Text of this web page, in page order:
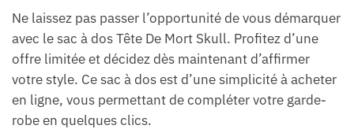
Ne laissez pas passer l’opportunité de vous démarquer
avec le sac à dos Tête De Mort Skull. Profitez d’une
offre limitée et décidez dès maintenant d’affirmer
votre style. Ce sac à dos est d’une simplicité à acheter
en ligne, vous permettant de compléter votre garde-
robe en quelques clics.